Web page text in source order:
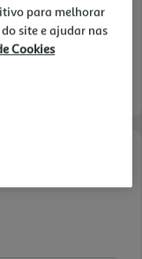
para melhorar
site e ajudar nas
Cookies